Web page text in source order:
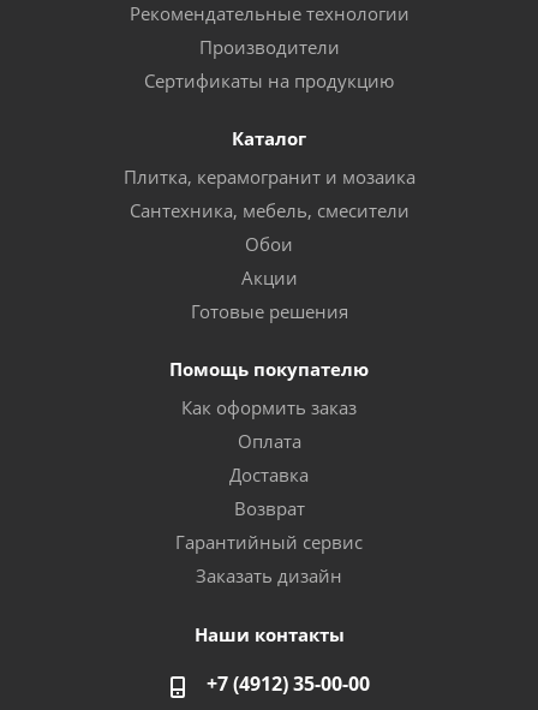
Рекомендательные технологии
Производители
Сертификаты на продукцию
Каталог
Плитка, керамогранит и мозаика
Сантехника, мебель, смесители
Обои
Акции
Готовые решения
Помощь покупателю
Как оформить заказ
Оплата
Доставка
Возврат
Гарантийный сервис
Заказать дизайн
Наши контакты
+7 (4912) 35-00-00